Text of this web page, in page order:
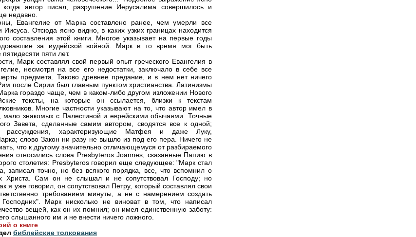
когда автор писал, разрушение Иерусалима совершилось и
недавно.
Евангелие от Марка составлено ранее, чем умерли все
Иисуса. Отсюда ясно видно, в каких узких границах находится
составления этой книги. Многое указывает на первые годы
за иудейской войной. Марк в то время мог быть
пяти лет.
Марк составлял свой первый опыт греческого Евангелия в
несмотря на все его недостатки, заключало в себе все
предмета. Таково древнее предание, и в нем нет ничего
после Сирии был главным пунктом христианства. Латинизмы
гораздо чаще, чем в каком-либо другом изложении Нового
тексты, на которые он ссылается, близки к текстам
Многие частности указывают на то, что автор имел в
мало знакомых с Палестиной и еврейскими обычаями. Точные
Завета, сделанные самим автором, сводятся все к одной;
рассуждения, характеризующие Матфея и даже Луку,
слово Закон ни разу не вышло из под его пера. Ничего не
что к другому значительно отличающемуся от разбираемого
относились слова Presbyteros Joannes, сказанные Папию в
столетия: Presbyteros говорил еще следующее: "Марк стал
записал точно, но без всякого порядка, все, что вспомнил о
Христа. Сам он не слышал и не сопутствовал Господу; но
я уже говорил, он сопутствовал Петру, который составлял свои
требованием минуты, а не с намерением создать
Господних". Марк нисколько не виноват в том, что написал
вещей, как он их помнил; он имел единственную заботу:
слышанного им и не внести ничего ложного.
о книге
библейские толкования